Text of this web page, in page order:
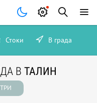
Стоки В града
В ТАЛИН